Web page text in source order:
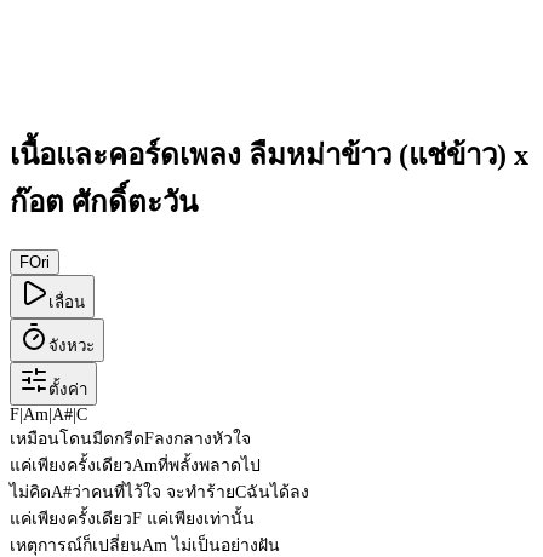
เนื้อและคอร์ดเพลง ลืมหม่าข้าว (แช่ข้าว) x
ก๊อต ศักดิ์ตะวัน
FOri
เลื่อน
จังหวะ
ตั้งค่า
F Am A# C
เหมือนโดนมีดกรีดFลงกลางหัวใจ
แค่เพียงครั้งเดียวAmที่พลั้งพลาดไป
ไม่คิดA#ว่าคนที่ไว้ใจ จะทำร้ายCฉันได้ลง
แค่เพียงครั้งเดียวF แค่เพียงเท่านั้น
เหตุการณ์ก็เปลี่ยนAm ไม่เป็นอย่างฝัน